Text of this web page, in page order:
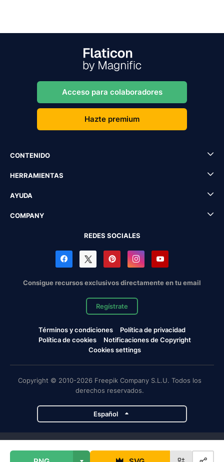
Acceso para colaboradores
Hazte premium
CONTENIDO
HERRAMIENTAS
AYUDA
COMPANY
REDES SOCIALES
Consigue recursos exclusivos directamente en tu email
Regístrate
Términos y condiciones
Política de privacidad
Política de cookies
Notificaciones de Copyright
Cookies settings
Copyright © 2010-2026 Freepik Company S.L.U. Todos los
derechos reservados.
Español